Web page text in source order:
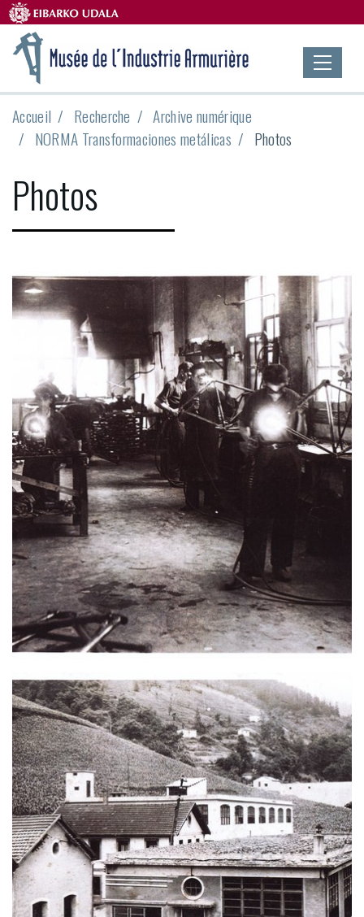
Accueil Recherche
Archive numérique
NORMA Transformaciones metálicas
Photos
Photos